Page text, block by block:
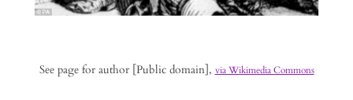
See page for author [Public domain], via Wikimedia Commons